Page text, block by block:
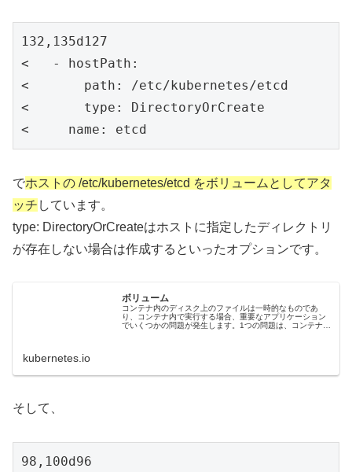
132,135d127
<   - hostPath:
<       path: /etc/kubernetes/etcd
<       type: DirectoryOrCreate
<     name: etcd
でホストの /etc/kubernetes/etcd をボリュームとしてアタ
ッチ しています。
type: DirectoryOrCreateはホストに指定したディレクトリ
が存在しない場合は作成するといったオプションです。
ボリューム
コンテナ内のディスク上のファイルは一時的なものであ
り、コンテナ内で実行する場合、重要なアプリケーション
でいくつかの問題が発生します。1つの問題は、コンテナが
kubernetes.io
そして、
98,100d96